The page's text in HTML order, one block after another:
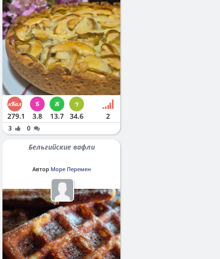
279.1 3.8 13.7 34.6 2
3 0
Бельгийские вафли
Автор Море Перемен